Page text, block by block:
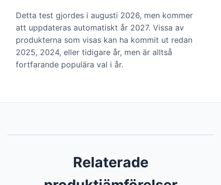
Detta test gjordes i augusti 2026, men kommer
att uppdateras automatiskt år 2027. Vissa av
produkterna som visas kan ha kommit ut redan
2025, 2024, eller tidigare år, men är alltså
fortfarande populära val i år.
Relaterade